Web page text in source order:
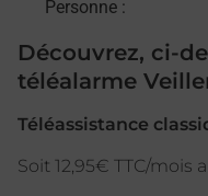
Personne :
Découvrez, ci-
téléalarme
Téléassistance
Soit 12,95€ TTC/